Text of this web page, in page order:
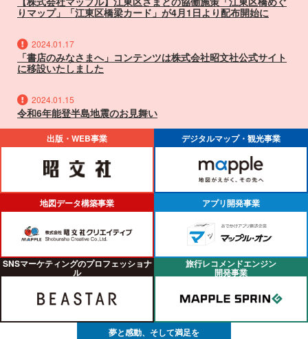
りマップ」「江東区橋梁カード」が4月1日より配布開始に
2024.01.17
「書店のみなさまへ」コンテンツは株式会社昭文社公式サイト
に移設いたしました
2024.01.15
令和6年能登半島地震のお見舞い
出版・WEB事業 デジタルマップ・観光事業
地図データ構築事業 アプリ開発事業
SNSマーケティングのプロフェッショナ
ル
旅行レコメンドエンジン
開発事業
夢と感動、そして満足を